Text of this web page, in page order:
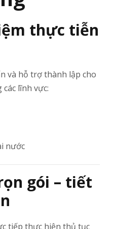
thực tiễn
và hỗ trợ thành lập cho
lĩnh vực:
nước
gói – tiết
tiếp thực hiện thủ tục